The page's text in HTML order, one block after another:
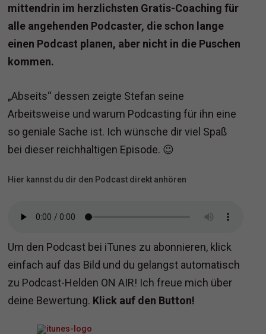
mittendrin im herzlichsten Gratis-Coaching für
alle angehenden Podcaster, die schon lange
einen Podcast planen, aber nicht in die Puschen
kommen.
„Abseits“ dessen zeigte Stefan seine
Arbeitsweise und warum Podcasting für ihn eine
so geniale Sache ist. Ich wünsche dir viel Spaß
bei dieser reichhaltigen Episode. 😉
Hier kannst du dir den Podcast direkt anhören
Um den Podcast bei iTunes zu abonnieren, klick
einfach auf das Bild und du gelangst automatisch
zu Podcast-Helden ON AIR! Ich freue mich über
deine Bewertung. Klick auf den Button!